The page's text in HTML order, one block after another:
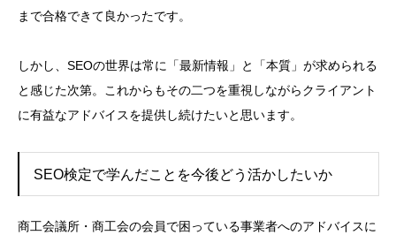
まで合格できて良かったです。
しかし、SEOの世界は常に「最新情報」と「本質」が求められる
と感じた次第。これからもその二つを重視しながらクライアント
に有益なアドバイスを提供し続けたいと思います。
SEO検定で学んだことを今後どう活かしたいか
商工会議所・商工会の会員で困っている事業者へのアドバイスに